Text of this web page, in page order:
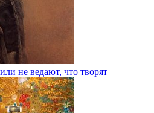
не ведают, что творят